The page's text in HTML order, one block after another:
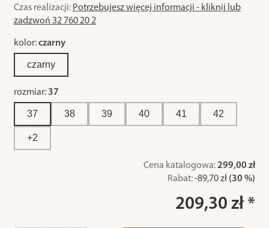
Czas realizacji: Potrzebujesz więcej informacji - kliknij lub
zadzwoń 32 760 20 2
kolor:czarny
czarny
rozmiar:37
37 38 39 40 41 42
+2
Cena katalogowa: 299,00 zł
Rabat:-89,70 zł (30 %)
209,30 zł *